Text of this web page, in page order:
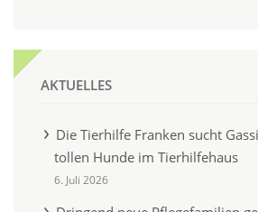
AKTUELLES
Die Tierhilfe Franken sucht
tollen Hunde im Tierhilfehaus
6. Juli 2026